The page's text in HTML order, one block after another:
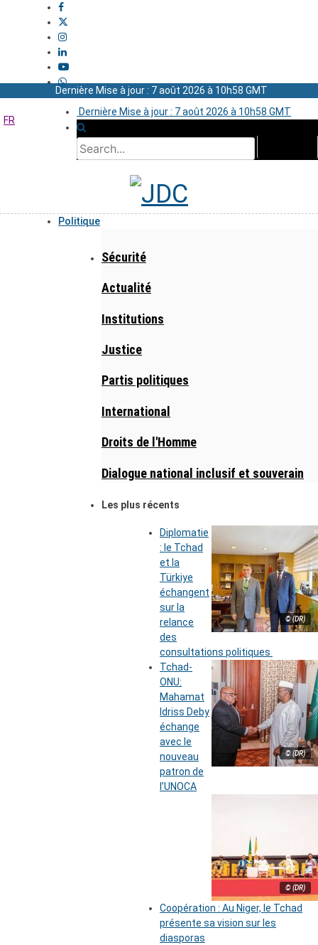
Dernière Mise à jour : 7 août 2026 à 10h58 GMT
Dernière Mise à jour : 7 août 2026 à 10h58 GMT
FR
Politique
Sécurité
Actualité
Institutions
Justice
Partis politiques
International
Droits de l'Homme
Dialogue national inclusif et souverain
Les plus récents
© (DR)
Diplomatie
: le Tchad
et la
Türkiye
échangent
sur la
relance
des
consultations politiques
© (DR)
Tchad-
ONU:
Mahamat
Idriss Deby
échange
avec le
nouveau
patron de
l’UNOCA
© (DR)
Coopération : Au Niger, le Tchad
présente sa vision sur les
diasporas